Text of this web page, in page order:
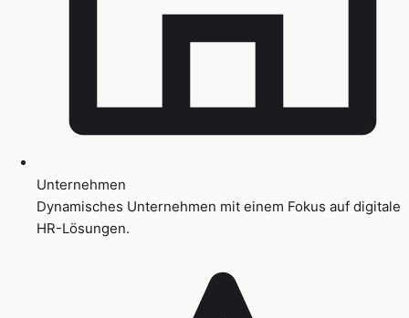
Unternehmen
Dynamisches Unternehmen mit einem Fokus auf digitale
HR-Lösungen.